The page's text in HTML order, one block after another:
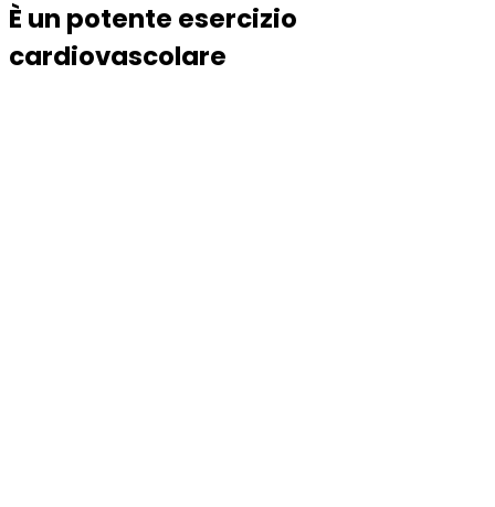
È un potente esercizio
cardiovascolare